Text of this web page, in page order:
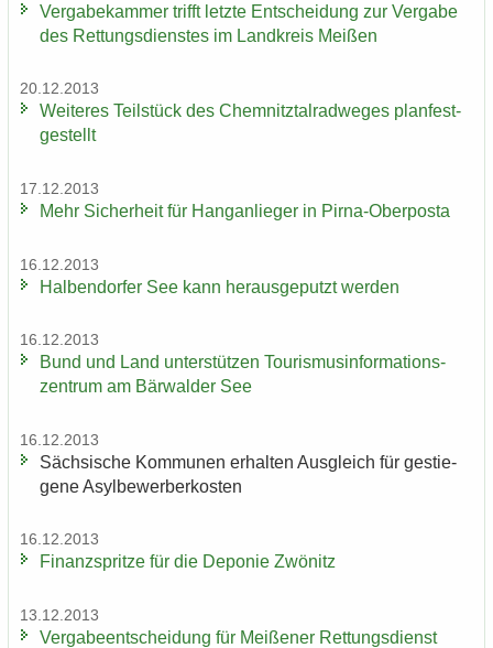
Ver­ga­be­kam­mer trifft letz­te Ent­schei­dung zur Ver­ga­be
des Ret­tungs­diens­tes im Land­kreis Mei­ßen
20.12.2013
Wei­te­res Teil­stück des Chem­nitz­tal­rad­we­ges plan­fest­
ge­stellt
17.12.2013
Mehr Si­cher­heit für Hang­an­lie­ger in Pirna-​Oberposta
16.12.2013
Hal­ben­dor­fer See kann her­aus­ge­putzt wer­den
16.12.2013
Bund und Land un­ter­stüt­zen Tou­ris­mus­in­for­ma­ti­ons­
zen­trum am Bär­wal­der See
16.12.2013
Säch­si­sche Kom­mu­nen er­hal­ten Aus­gleich für ge­stie­
ge­ne Asyl­be­wer­ber­kos­ten
16.12.2013
Fi­nanz­sprit­ze für die De­po­nie Zwö­nitz
13.12.2013
Ver­ga­be­ent­schei­dung für Mei­ße­ner Ret­tungs­dienst